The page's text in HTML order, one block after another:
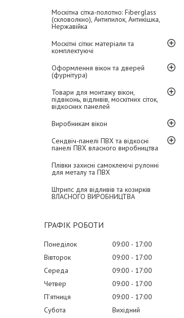
Москітна сітка-полотно: Fiberglass
(скловолкно), Антипилок, Антикішка,
Нержавійка
Москітні сітки: матеріали та
комплектуючі
Оформлення вікон та дверей
(фурнітура)
Товари для монтажу вікон,
підвіконь, відливів, москітних сіток,
відкосних панелей
Виробникам вікон
Сендвіч-панелі ПВХ та відкосні
панелі ПВХ власного виробництва
Плівки захисні самоклеючі рулонні
для металу та ПВХ
Штрипс для відливів та козирків
ВЛАСНОГО ВИРОБНИЦТВА
ГРАФІК РОБОТИ
Понеділок 09:00
17:00
Вівторок
09:00
17:00
Середа
09:00
17:00
Четвер
09:00
17:00
Пʼятниця
09:00
17:00
Субота
Вихідний